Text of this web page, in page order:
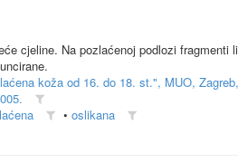
cjeline. Na pozlaćenoj podlozi
koža od 16. do 18. st.", MUO,
• oslikana